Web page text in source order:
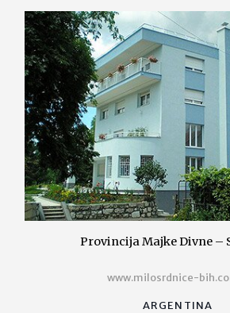
Provincija Majke Divne –
www.milosrdnice-
ARGENTINA